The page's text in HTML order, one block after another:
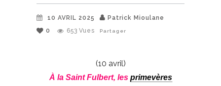
10 AVRIL 2025
Patrick Mioulane
0
653 Vues Partager
(10 avril)
À la Saint Fulbert, les primevères